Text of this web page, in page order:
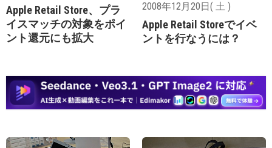
Apple Retail Store、プラ
イスマッチの対象をポイ
ント還元にも拡大
2008年12月20日( 土 )
Apple Retail Storeでイベ
ントを行なうには？